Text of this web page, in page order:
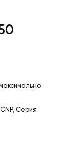
, Серия